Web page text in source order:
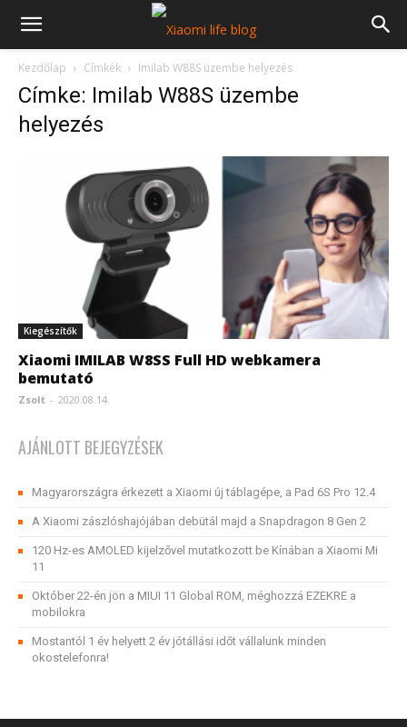
Kezdőlap Címkék Imilab W88S üzembe helyezés
Címke: Imilab W88S üzembe
helyezés
Kiegészítők
Xiaomi IMILAB W8SS Full HD webkamera
bemutató
Zsolt - 2020.08.14.
AJÁNLOTT BEJEGYZÉSEK
Magyarországra érkezett a Xiaomi új táblagépe, a Pad 6S Pro 12.4
A Xiaomi zászlóshajójában debütál majd a Snapdragon 8 Gen 2
120 Hz-es AMOLED kijelzővel mutatkozott be Kínában a Xiaomi Mi
11
Október 22-én jön a MIUI 11 Global ROM, méghozzá EZEKRE a
mobilokra
Mostantól 1 év helyett 2 év jótállási időt vállalunk minden
okostelefonra!